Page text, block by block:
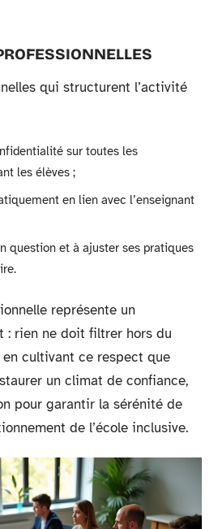
qui structurent l’activité
sur toutes les
les élèves ;
en lien avec l’enseignant
question et à ajuster ses pratiques
représente un
: rien ne doit filtrer hors du
en cultivant ce respect que
un climat de confiance,
pour garantir la sérénité de
de l’école inclusive.